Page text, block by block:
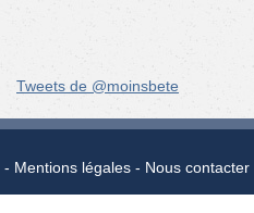
Tweets de @moinsbete
Mentions légales Nous contacter